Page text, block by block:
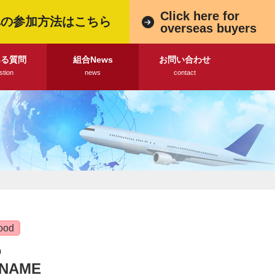
参加方法はこちら
Click here for
overseas buyers
質問 組合News
news
お問い合わせ
contact